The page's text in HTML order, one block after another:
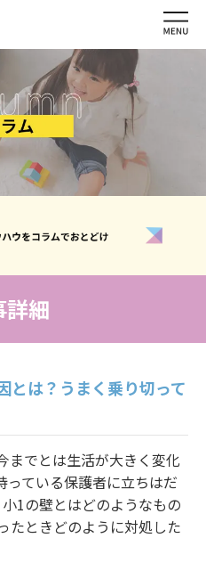
クの特長
護者の声
モリとは？
容・
料金
紹介
流れ
合わせ
イン
グイン
詳細
とは？うまく乗り切って
までとは生活が大きく変化
っている保護者に立ちはだ
1の壁とはどのようなもの
たときどのように対処した